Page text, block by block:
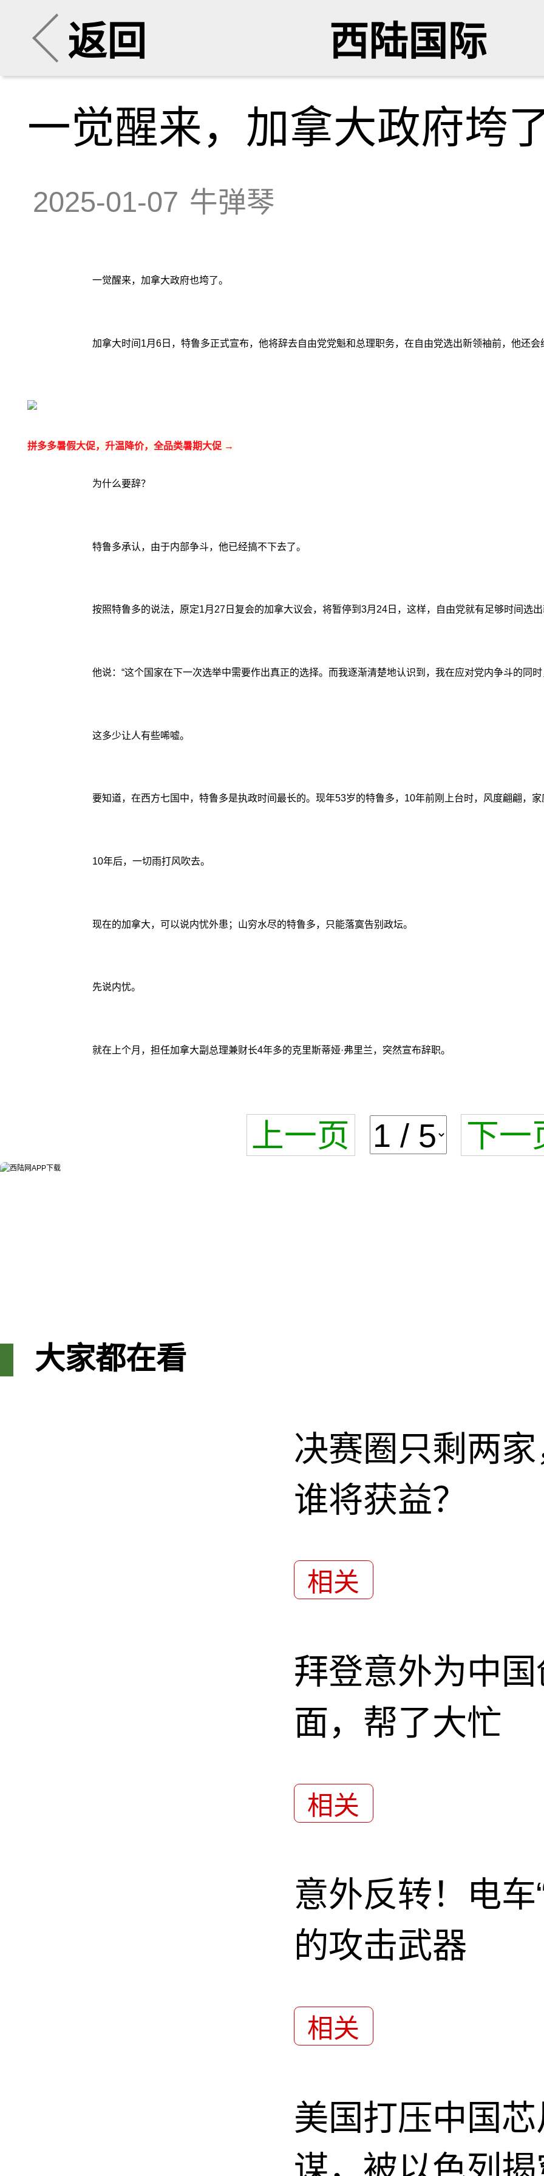
返回 西陆国际
一觉醒来，加拿大政府垮
2025-01-07 牛弹琴
一觉醒来，加拿大政府也垮了。
加拿大时间1月6日，特鲁多正式宣布，他将辞去自由党党魁和总理职务，在自由党选出新领袖前，他还
拼多多暑假大促，升温降价，全品类暑期大促 →
为什么要辞？
特鲁多承认，由于内部争斗，他已经搞不下去了。
按照特鲁多的说法，原定1月27日复会的加拿大议会，将暂停到3月24日，这样，自由党就有足够时间选
他说：“这个国家在下一次选举中需要作出真正的选择。而我逐渐清楚地认识到，我在应对党内争斗的同
这多少让人有些唏嘘。
要知道，在西方七国中，特鲁多是执政时间最长的。现年53岁的特鲁多，10年前刚上台时，风度翩翩，
10年后，一切雨打风吹去。
现在的加拿大，可以说内忧外患；山穷水尽的特鲁多，只能落寞告别政坛。
先说内忧。
就在上个月，担任加拿大副总理兼财长4年多的克里斯蒂娅·弗里兰，突然宣布辞职。
上一页 下一
大家都在看
决赛圈只剩两
谁将获益？
相关
拜登意外为中国
面，帮了大忙
相关
意外反转！电车
的攻击武器
相关
美国打压中国